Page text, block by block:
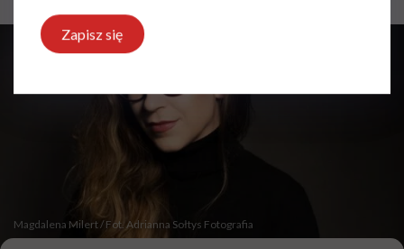
Magdalena Milert / Fot. Adrianna Sołtys Fotografia
Zapisz się